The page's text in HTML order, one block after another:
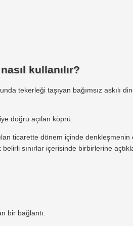
kullanılır?
tekerleği taşıyan bağımsız askılı
doğru açılan köprü.
ticarette dönem içinde denkleşmenin
sınırlar içerisinde birbirlerine
bir bağlantı.